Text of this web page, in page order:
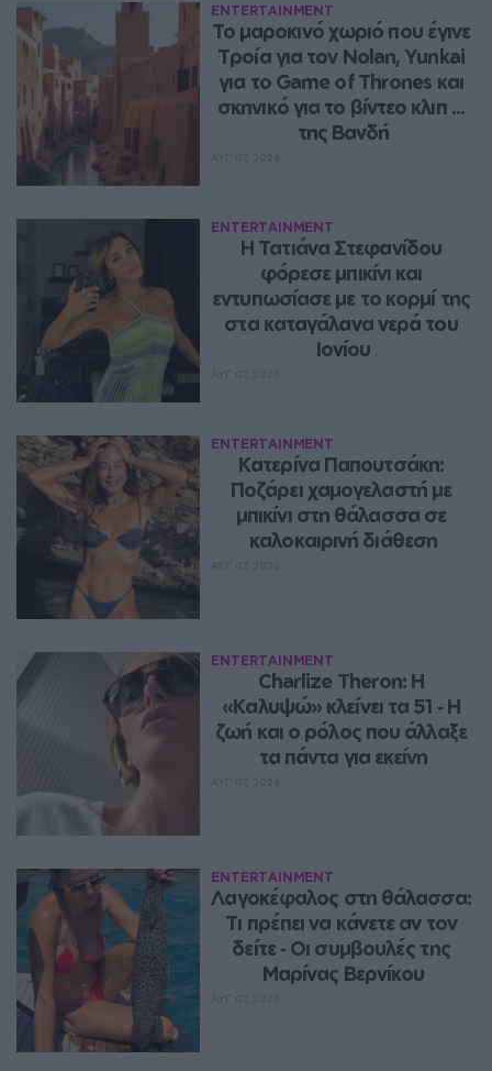
ENTERTAINMENT
Το μαροκινό χωριό που έγινε
Τροία για τον Nolan, Yunkai
για το Game of Thrones και
σκηνικό για το βίντεο κλιπ ...
της Βανδή
ENTERTAINMENT
Η Τατιάνα Στεφανίδου
φόρεσε μπικίνι και
εντυπωσίασε με το κορμί της
στα καταγάλανα νερά του
Ιονίου
ENTERTAINMENT
Κατερίνα Παπουτσάκη:
Ποζάρει χαμογελαστή με
μπικίνι στη θάλασσα σε
καλοκαιρινή διάθεση
ENTERTAINMENT
Charlize Theron: Η
«Καλυψώ» κλείνει τα 51 ‑ H
ζωή και ο ρόλος που άλλαξε
τα πάντα για εκείνη
ENTERTAINMENT
Λαγοκέφαλος στη θάλασσα:
Τι πρέπει να κάνετε αν τον
δείτε ‑ Οι συμβουλές της
Μαρίνας Βερνίκου